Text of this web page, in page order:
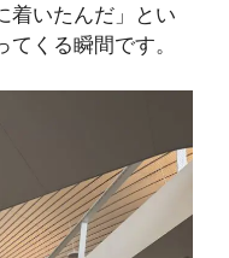
着いたんだ」とい
くる瞬間です。